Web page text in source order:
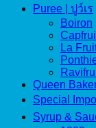
Puree | ปูว์เร
Boiron
La
Queen
Special
Syrup &